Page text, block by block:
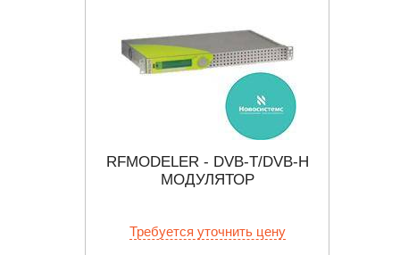
RFMODELER - DVB-T/DVB-H
МОДУЛЯТОР
Требуется уточнить цену